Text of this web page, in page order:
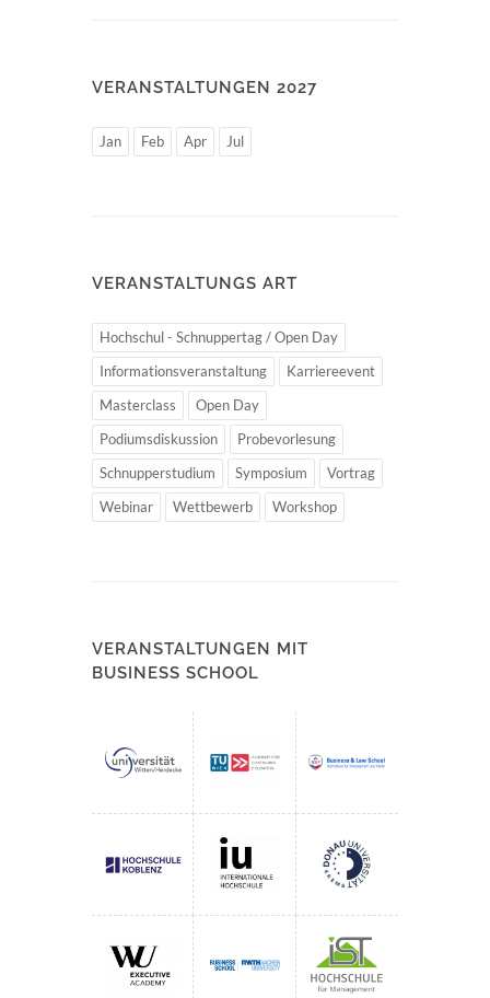
VERANSTALTUNGEN 2027
Jan Feb Apr Jul
VERANSTALTUNGS ART
Hochschul - Schnuppertag / Open Day
Informationsveranstaltung
Karriereevent
Masterclass
Open Day
Podiumsdiskussion
Probevorlesung
Schnupperstudium
Symposium
Vortrag
Webinar
Wettbewerb Workshop
VERANSTALTUNGEN MIT
BUSINESS SCHOOL